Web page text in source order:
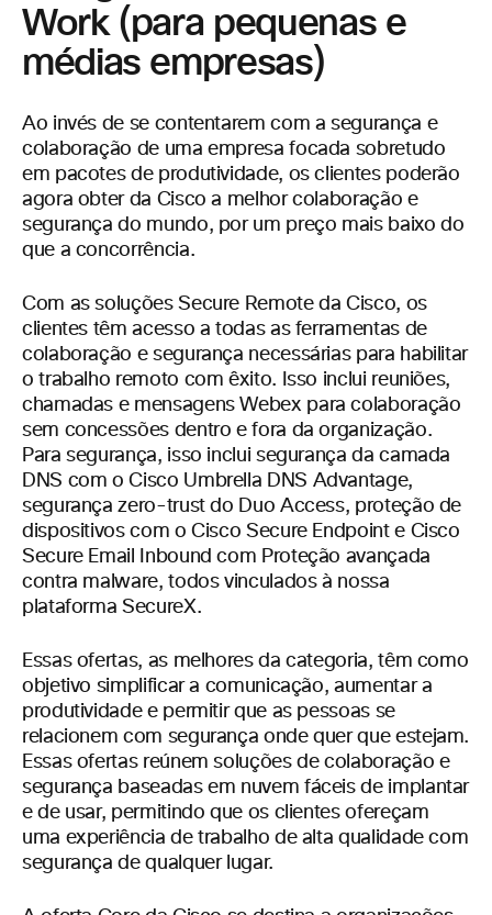
Work (para pequenas e
médias empresas)
Ao invés de se contentarem com a segurança e
colaboração de uma empresa focada sobretudo
em pacotes de produtividade, os clientes poderão
agora obter da Cisco a melhor colaboração e
segurança do mundo, por um preço mais baixo do
que a concorrência.
Com as soluções Secure Remote da Cisco, os
clientes têm acesso a todas as ferramentas de
colaboração e segurança necessárias para habilitar
o trabalho remoto com êxito. Isso inclui reuniões,
chamadas e mensagens Webex para colaboração
sem concessões dentro e fora da organização.
Para segurança, isso inclui segurança da camada
DNS com o Cisco Umbrella DNS Advantage,
segurança zero-trust do Duo Access, proteção de
dispositivos com o Cisco Secure Endpoint e Cisco
Secure Email Inbound com Proteção avançada
contra malware, todos vinculados à nossa
plataforma SecureX.
Essas ofertas, as melhores da categoria, têm como
objetivo simplificar a comunicação, aumentar a
produtividade e permitir que as pessoas se
relacionem com segurança onde quer que estejam.
Essas ofertas reúnem soluções de colaboração e
segurança baseadas em nuvem fáceis de implantar
e de usar, permitindo que os clientes ofereçam
uma experiência de trabalho de alta qualidade com
segurança de qualquer lugar.